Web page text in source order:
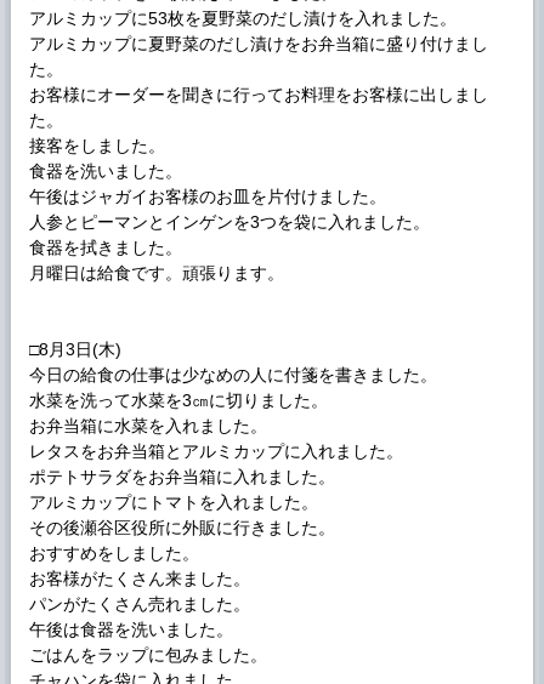
アルミカップに53枚を夏野菜のだし漬けを入れました。
アルミカップに夏野菜のだし漬けをお弁当箱に盛り付けまし
た。
お客様にオーダーを聞きに行ってお料理をお客様に出しまし
た。
接客をしました。
食器を洗いました。
午後はジャガイお客様のお皿を片付けました。
人参とピーマンとインゲンを3つを袋に入れました。
食器を拭きました。
月曜日は給食です。頑張ります。
□8月3日(木)
今日の給食の仕事は少なめの人に付箋を書きました。
水菜を洗って水菜を3㎝に切りました。
お弁当箱に水菜を入れました。
レタスをお弁当箱とアルミカップに入れました。
ポテトサラダをお弁当箱に入れました。
アルミカップにトマトを入れました。
その後瀬谷区役所に外販に行きました。
おすすめをしました。
お客様がたくさん来ました。
パンがたくさん売れました。
午後は食器を洗いました。
ごはんをラップに包みました。